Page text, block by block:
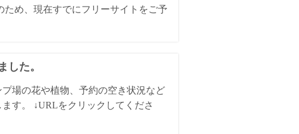
め、現在すでにフリーサイトをご予
した。
場の花や植物、予約の空き状況など
す。 ↓URLをクリックしてくださ